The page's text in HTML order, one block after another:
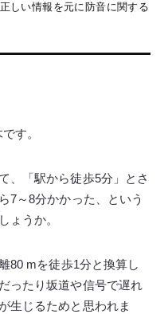
しい情報を元に防音に関する
す。
、「駅から徒歩5分」とさ
7～8分かかった、という
ょうか。
80 mを徒歩1分と換算し
ったり坂道や信号で遅れ
生じるためと思われま